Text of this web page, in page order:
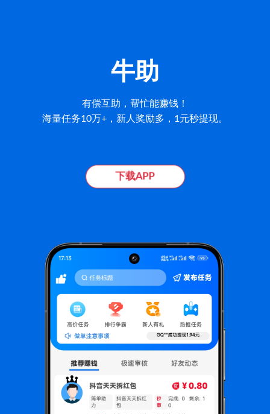
牛助
有偿互助，帮忙能赚钱！
海量任务10万+，新人奖励多，1元秒提现。
下载APP